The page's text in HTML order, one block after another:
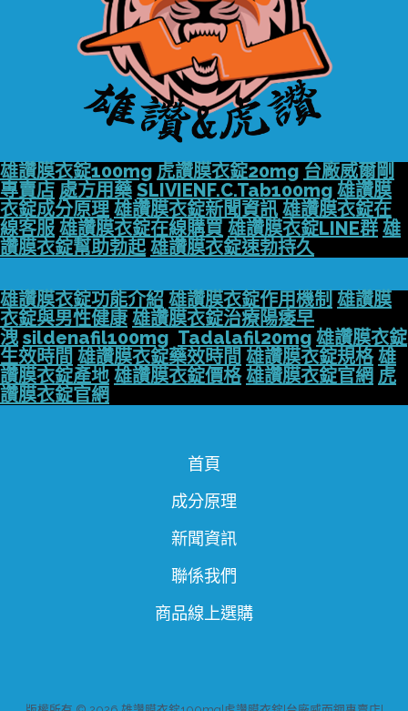
雄讚膜衣錠100mg 虎讚膜衣錠20mg 台廠威爾剛
專賣店 處方用藥 SLIVIENF.C.Tab100mg 雄讚膜
衣錠成分原理 雄讚膜衣錠新聞資訊 雄讚膜衣錠在
線客服 雄讚膜衣錠在線購買 雄讚膜衣錠LINE群 雄
讚膜衣錠幫助勃起 雄讚膜衣錠速勃持久
雄讚膜衣錠功能介紹 雄讚膜衣錠作用機制 雄讚膜
衣錠與男性健康 雄讚膜衣錠治療陽痿早
洩 sildenafil100mg Tadalafil20mg 雄讚膜衣錠
生效時間 雄讚膜衣錠藥效時間 雄讚膜衣錠規格 雄
讚膜衣錠產地 雄讚膜衣錠價格 雄讚膜衣錠官網 虎
讚膜衣錠官網
首頁
成分原理
新聞資訊
聯係我們
商品線上選購